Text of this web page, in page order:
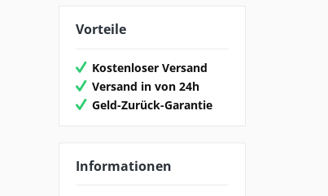
Vorteile
Kostenloser Versand
Versand in von 24h
Geld-Zurück-Garantie
Informationen